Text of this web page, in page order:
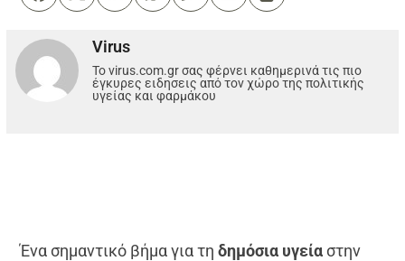
Virus
Το virus.com.gr σας φέρνει καθημερινά τις πιο
έγκυρες ειδησεις από τον χώρο της πολιτικής
υγείας και φαρμάκου
Ένα σημαντικό βήμα για τηδημόσια υγεία στην